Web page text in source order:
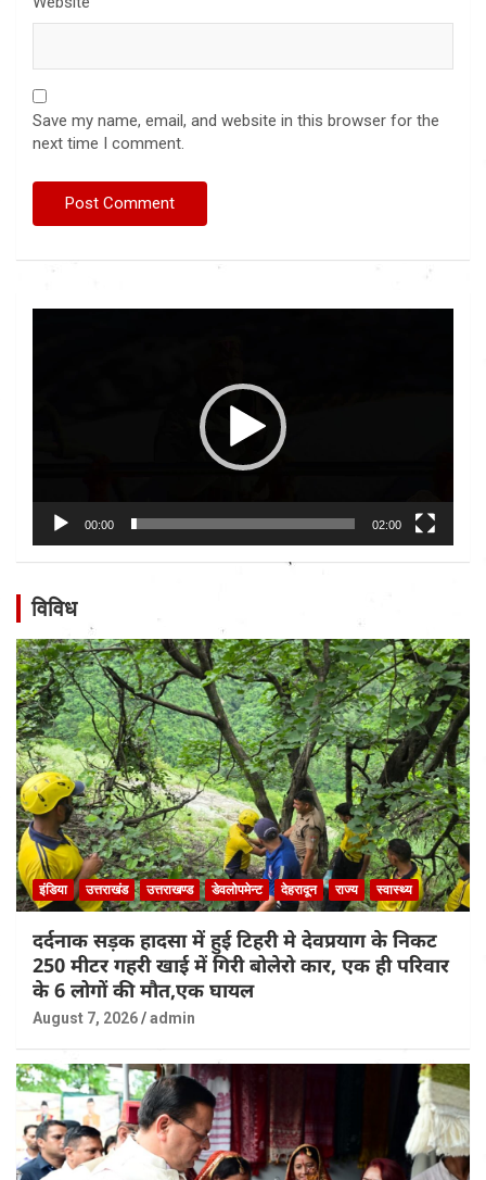
Save my name, email, and website in this browser for the
next time I comment.
00:00 02:00
विविध
इंडिया उत्तराखंड उत्तराखण्ड डेवलोपमेन्ट देहरादून राज्य स्वास्थ्य
दर्दनाक सड़क हादसा में हुई टिहरी मे देवप्रयाग के निकट
250 मीटर गहरी खाई में गिरी बोलेरो कार, एक ही परिवार
के 6 लोगों की मौत,एक घायल
August 7, 2026 admin